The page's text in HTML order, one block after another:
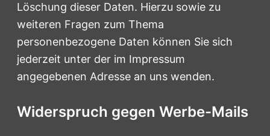
Löschung dieser Daten. Hierzu sowie zu
weiteren Fragen zum Thema
personenbezogene Daten können Sie sich
jederzeit unter der im Impressum
angegebenen Adresse an uns wenden.
Widerspruch gegen Werbe-Mails